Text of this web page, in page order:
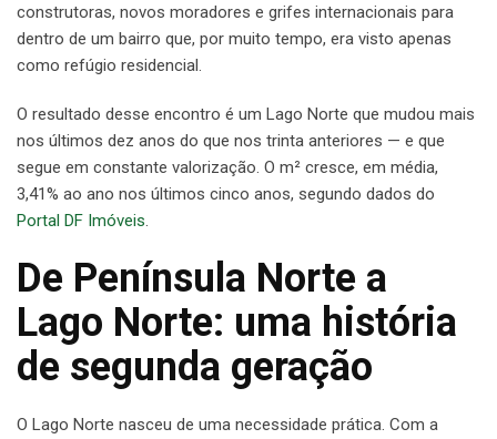
construtoras, novos moradores e grifes internacionais para
dentro de um bairro que, por muito tempo, era visto apenas
como refúgio residencial.
O resultado desse encontro é um Lago Norte que mudou mais
nos últimos dez anos do que nos trinta anteriores — e que
segue em constante valorização. O m² cresce, em média,
3,41% ao ano nos últimos cinco anos, segundo dados do
Portal DF Imóveis.
De Península Norte a
Lago Norte: uma história
de segunda geração
O Lago Norte nasceu de uma necessidade prática. Com a